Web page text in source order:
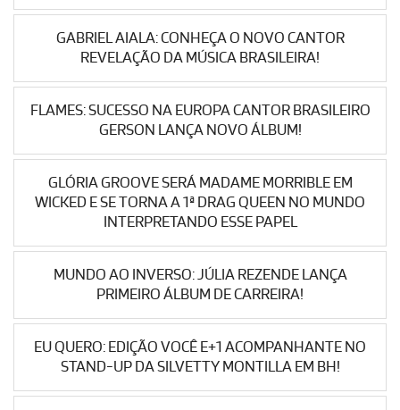
GABRIEL AIALA: CONHEÇA O NOVO CANTOR
REVELAÇÃO DA MÚSICA BRASILEIRA!
FLAMES: SUCESSO NA EUROPA CANTOR BRASILEIRO
GERSON LANÇA NOVO ÁLBUM!
GLÓRIA GROOVE SERÁ MADAME MORRIBLE EM
WICKED E SE TORNA A 1ª DRAG QUEEN NO MUNDO
INTERPRETANDO ESSE PAPEL
MUNDO AO INVERSO: JÚLIA REZENDE LANÇA
PRIMEIRO ÁLBUM DE CARREIRA!
EU QUERO: EDIÇÃO VOCÊ E+1 ACOMPANHANTE NO
STAND-UP DA SILVETTY MONTILLA EM BH!